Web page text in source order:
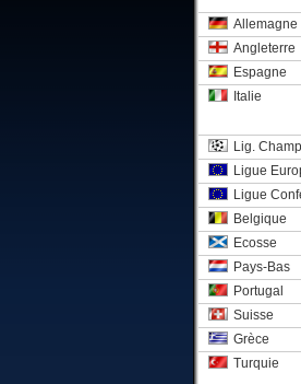
Allemagne
Angleterre
Espagne
Italie
Lig.
Ligue
Ligue
Belgique
Ecosse
Pays-Bas
Portugal
Suisse
Grèce
Turquie